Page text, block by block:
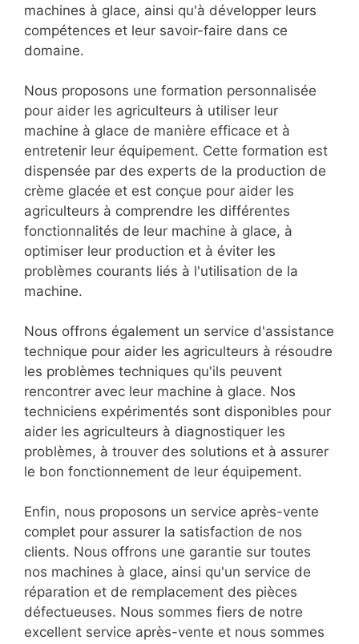
machines à glace, ainsi qu'à développer leurs
compétences et leur savoir-faire dans ce
domaine.
Nous proposons une formation personnalisée
pour aider les agriculteurs à utiliser leur
machine à glace de manière efficace et à
entretenir leur équipement. Cette formation est
dispensée par des experts de la production de
crème glacée et est conçue pour aider les
agriculteurs à comprendre les différentes
fonctionnalités de leur machine à glace, à
optimiser leur production et à éviter les
problèmes courants liés à l'utilisation de la
machine.
Nous offrons également un service d'assistance
technique pour aider les agriculteurs à résoudre
les problèmes techniques qu'ils peuvent
rencontrer avec leur machine à glace. Nos
techniciens expérimentés sont disponibles pour
aider les agriculteurs à diagnostiquer les
problèmes, à trouver des solutions et à assurer
le bon fonctionnement de leur équipement.
Enfin, nous proposons un service après-vente
complet pour assurer la satisfaction de nos
clients. Nous offrons une garantie sur toutes
nos machines à glace, ainsi qu'un service de
réparation et de remplacement des pièces
défectueuses. Nous sommes fiers de notre
excellent service après-vente et nous sommes